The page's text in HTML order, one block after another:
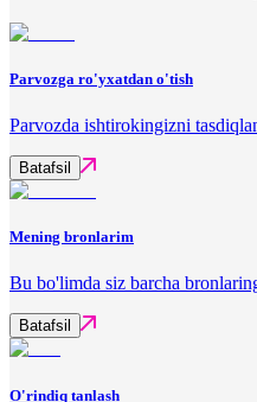
Parvozga ro'yxatdan o'tish
Parvozda ishtirokingizni
Batafsil
Mening bronlarim
Bu bo'limda siz barcha
Batafsil
O'rindiq tanlash